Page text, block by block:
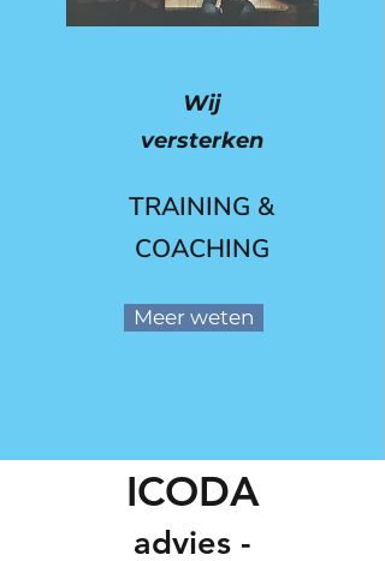
Wij
versterken
TRAINING &
COACHING
Meer weten
ICODA
advies -